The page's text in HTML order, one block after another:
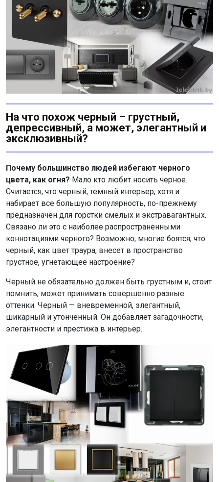
На что похож черный – грустный,
депрессивный, а может, элегантный и
эксклюзивный?
Почему большинство людей избегают черного
цвета, как огня? Мало кто любит носить черное.
Считается, что черный, темный интерьер, хотя и
набирает все большую популярность, по-прежнему
предназначен для горстки смелых и экстравагантных.
Связано ли это с наиболее распространенными
коннотациями черного? Возможно, многие боятся, что
черный, как цвет траура, внесет в пространство
грустное, угнетающее настроение?
Черный не обязательно должен быть грустным и, стоит
помнить, может принимать совершенно разные
оттенки. Черный — вневременной, элегантный,
шикарный и утонченный. Он добавляет загадочности,
элегантности и престижа в интерьер.